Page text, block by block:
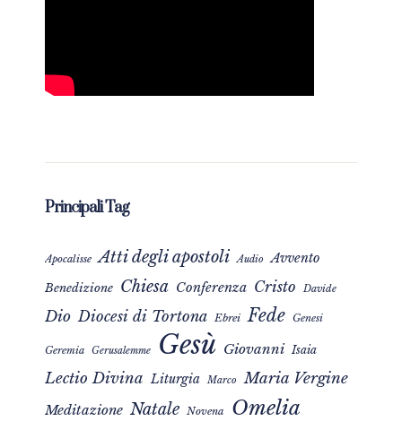
Principali Tag
Apocalisse Atti degli apostoli Audio Avvento
Benedizione Chiesa Conferenza Cristo Davide
Dio Diocesi di Tortona Ebrei Fede Genesi
Geremia Gerusalemme Gesù Giovanni Isaia
Lectio Divina Liturgia Marco Maria Vergine
Meditazione Natale Novena Omelia